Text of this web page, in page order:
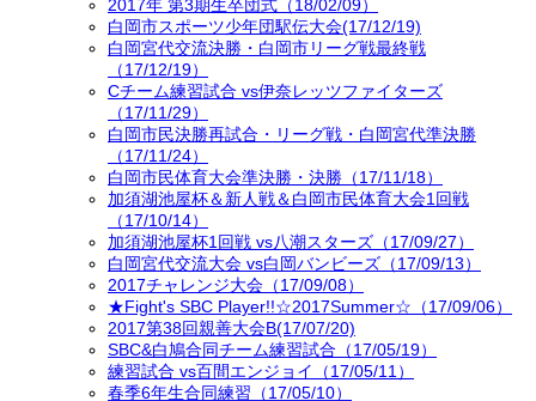
2017年 第3期生卒団式（18/02/09）
白岡市スポーツ少年団駅伝大会(17/12/19)
白岡宮代交流決勝・白岡市リーグ戦最終戦
（17/12/19）
Cチーム練習試合 vs伊奈レッツファイターズ
（17/11/29）
白岡市民決勝再試合・リーグ戦・白岡宮代準決勝
（17/11/24）
白岡市民体育大会準決勝・決勝（17/11/18）
加須湖池屋杯＆新人戦＆白岡市民体育大会1回戦
（17/10/14）
加須湖池屋杯1回戦 vs八潮スターズ（17/09/27）
白岡宮代交流大会 vs白岡バンビーズ（17/09/13）
2017チャレンジ大会（17/09/08）
★Fight's SBC Player!!☆2017Summer☆（17/09/06）
2017第38回親善大会B(17/07/20)
SBC&白鳩合同チーム練習試合（17/05/19）
練習試合 vs百間エンジョイ（17/05/11）
春季6年生合同練習（17/05/10）